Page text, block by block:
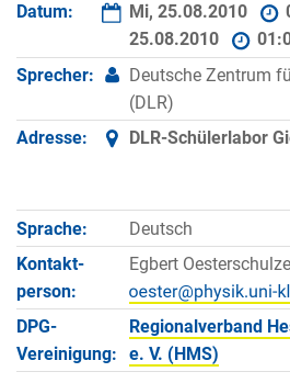
Datum: Mi, 25.08.2010
25.08.2010
Sprecher:
Deutsche Zentrum
(DLR)
Adresse:
DLR-Schülerlabor
Sprache:
Deutsch
Kontakt­
person:
Egbert
DPG-
Vereinigung:
Regionalverband
e. V. (HMS)